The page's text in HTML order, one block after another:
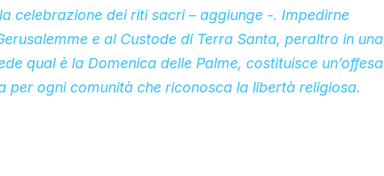
celebrazione dei riti sacri – aggiunge -. Impedirne
e al Custode di Terra Santa, peraltro in una
qual è la Domenica delle Palme, costituisce un’offesa
per ogni comunità che riconosca la libertà religiosa.